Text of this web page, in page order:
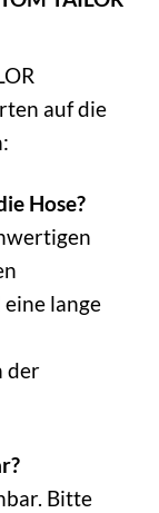
auf die
Hose?
lange
der
Bitte